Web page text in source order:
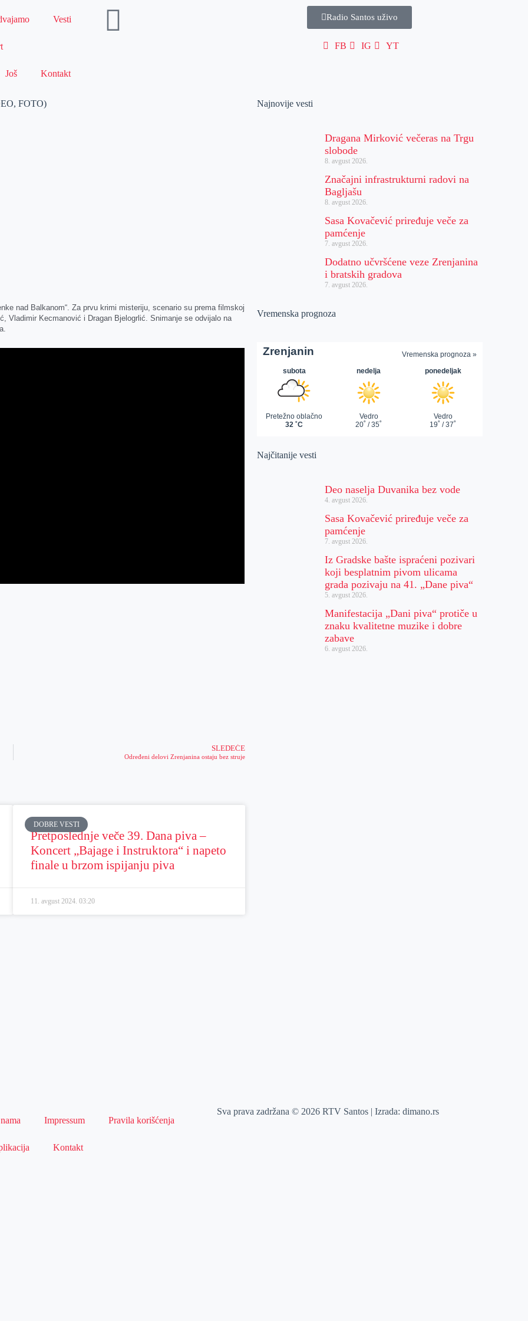
Vesti
Još Kontakt
Radio Santos uživo
FB IG YT
FOTO)
nad Balkanom“. Za prvu krimi misteriju, scenario su prema filmskoj
Vladimir Kecmanović i Dragan Bjelogrlić. Snimanje se odvijalo na
SLEDEĆE
Određeni delovi Zrenjanina ostaju bez struje
DOBRE VESTI
Pretposlednje veče 39. Dana piva –
Koncert „Bajage i Instruktora“ i napeto
finale u brzom ispijanju piva
11. avgust 2024.03:20
Najnovije vesti
Dragana Mirković večeras na Trgu
slobode
8. avgust 2026.
Značajni infrastrukturni radovi na
Bagljašu
8. avgust 2026.
Sasa Kovačević priređuje veče za
pamćenje
7. avgust 2026.
Dodatno učvršćene veze Zrenjanina
i bratskih gradova
7. avgust 2026.
Vremenska prognoza
Najčitanije vesti
Deo naselja Duvanika bez vode
4. avgust 2026.
Sasa Kovačević priređuje veče za
pamćenje
7. avgust 2026.
Iz Gradske bašte ispraćeni pozivari
koji besplatnim pivom ulicama
grada pozivaju na 41. „Dane piva“
5. avgust 2026.
Manifestacija „Dani piva“ protiče u
znaku kvalitetne muzike i dobre
zabave
6. avgust 2026.
Impressum Pravila korišćenja
Kontakt
Sva prava zadržana © 2026 RTV Santos | Izrada:dimano.rs